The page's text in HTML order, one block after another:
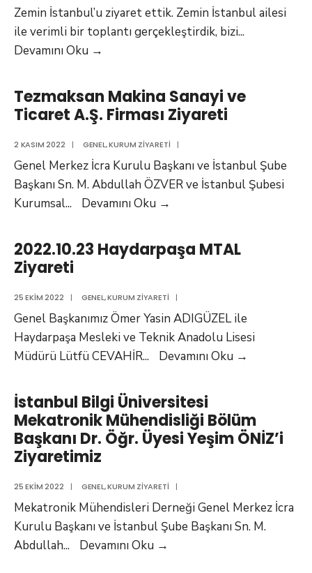
Eğitim
Öğretim
Başvuruları
Zemin İstanbul’u ziyaret ettik. Zemin İstanbul ailesi
ile verimli bir toplantı gerçekleştirdik, bizi...
Devamını Oku →
Kurum
Ziyareti
Tezmaksan Makina Sanayi ve
Ticaret A.Ş. Firması Ziyareti
2 KASIM 2022 | GENEL,KURUM ZIYARETI |
Genel Merkez İcra Kurulu Başkanı ve İstanbul Şube
Başkanı Sn. M. Abdullah ÖZVER ve İstanbul Şubesi
Kurumsal... Devamını Oku →
Sanayi
ve
A.Ş.
Firması
Ziyareti
2022.10.23 Haydarpaşa MTAL
Ziyareti
25 EKIM 2022 | GENEL,KURUM ZIYARETI |
Genel Başkanımız Ömer Yasin ADIGÜZEL ile
Haydarpaşa Mesleki ve Teknik Anadolu Lisesi
Müdürü Lütfü CEVAHİR... Devamını Oku →
İstanbul Bilgi Üniversitesi
Mekatronik Mühendisliği Bölüm
Başkanı Dr. Öğr. Üyesi Yeşim ÖNİZ’i
Ziyaretimiz
25 EKIM 2022 | GENEL,KURUM ZIYARETI |
Mekatronik Mühendisleri Derneği Genel Merkez İcra
Kurulu Başkanı ve İstanbul Şube Başkanı Sn. M.
Abdullah... Devamını Oku →